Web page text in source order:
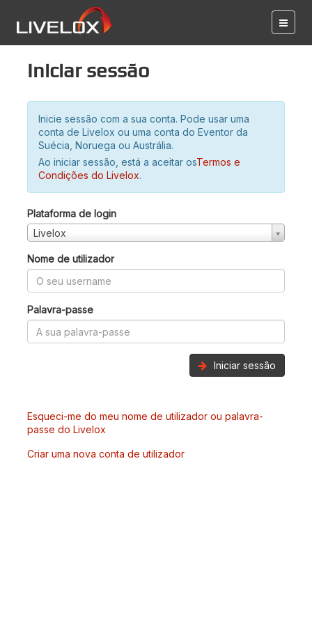
Iniciar sessão
Inicie sessão com a sua conta. Pode usar uma
conta de Livelox ou uma conta do Eventor da
Suécia, Noruega ou Austrália.
Ao iniciar sessão, está a aceitar osTermos e
Condições do Livelox.
Plataforma de login
Livelox
Nome de utilizador
Palavra-passe
Iniciar sessão
Esqueci-me do meu nome de utilizador ou palavra-
passe do Livelox
Criar uma nova conta de utilizador